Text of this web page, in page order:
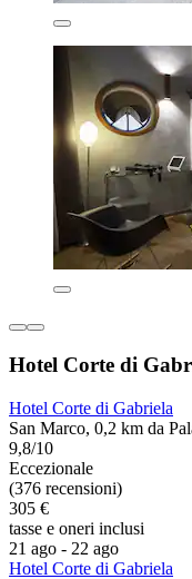
Hotel Corte di
Hotel Corte di Gabriela
San Marco, 0,2 km da
9,8/10
Eccezionale
(376 recensioni)
305 €
tasse e oneri inclusi
21 ago - 22 ago
Hotel Corte di Gabriela